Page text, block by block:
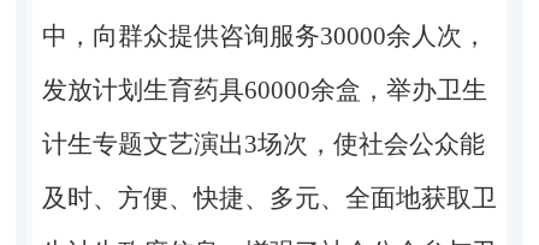
中，向群众提供咨询服务30000余人次，
发放计划生育药具60000余盒，举办卫生
计生专题文艺演出3场次，使社会公众能
及时、方便、快捷、多元、全面地获取卫